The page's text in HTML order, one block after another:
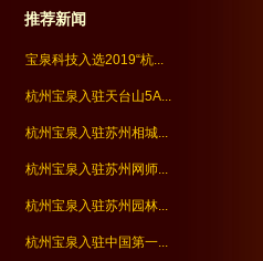
推荐新闻
宝泉科技入选2019“杭...
杭州宝泉入驻天台山5A...
杭州宝泉入驻苏州相城...
杭州宝泉入驻苏州网师...
杭州宝泉入驻苏州园林...
杭州宝泉入驻中国第一...